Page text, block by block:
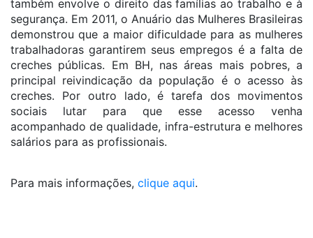
também envolve o direito das famílias ao trabalho e à
segurança. Em 2011, o Anuário das Mulheres Brasileiras
demonstrou que a maior dificuldade para as mulheres
trabalhadoras garantirem seus empregos é a falta de
creches públicas. Em BH, nas áreas mais pobres, a
principal reivindicação da população é o acesso às
creches. Por outro lado, é tarefa dos movimentos
sociais lutar para que esse acesso venha
acompanhado de qualidade, infra-estrutura e melhores
salários para as profissionais.
Para mais informações, clique aqui.